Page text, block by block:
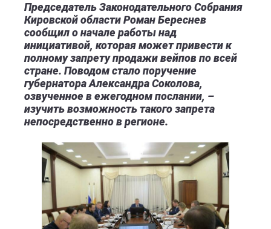
Председатель Законодательного Собрания
Кировской области Роман Береснев
сообщил о начале работы над
инициативой, которая может привести к
полному запрету продажи вейпов по всей
стране. Поводом стало поручение
губернатора Александра Соколова,
озвученное в ежегодном послании, –
изучить возможность такого запрета
непосредственно в регионе.